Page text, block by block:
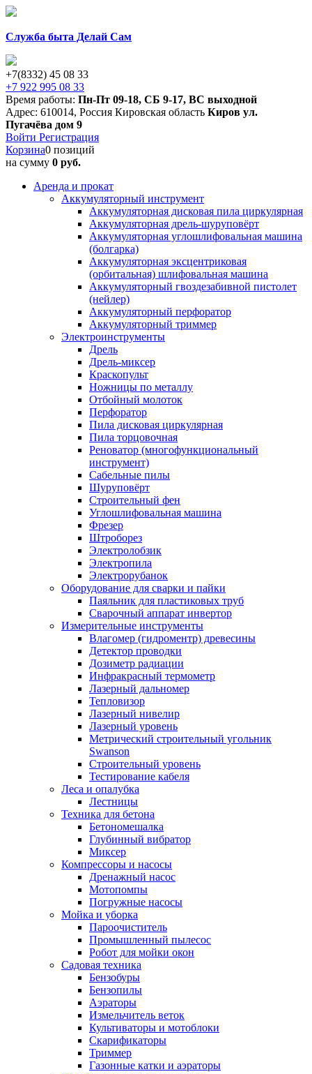
Служба быта Делай Сам
+7(8332) 45 08 33
+7 922 995 08 33
Время работы: Пн-Пт 09-18, СБ 9-17, ВС выходной
Адрес: 610014, Россия Кировская область Киров ул.
Пугачёва дом 9
Войти Регистрация
Корзина0 позиций
на сумму 0 руб.
Аренда и прокат
Аккумуляторный инструмент
Аккумуляторная дисковая пила циркулярная
Аккумуляторная дрель-шуруповёрт
Аккумуляторная углошлифовальная машина
(болгарка)
Аккумуляторная эксцентриковая
(орбитальная) шлифовальная машина
Аккумуляторный гвоздезабивной пистолет
(нейлер)
Аккумуляторный перфоратор
Аккумуляторный триммер
Электроинструменты
Дрель
Дрель-миксер
Краскопульт
Ножницы по металлу
Отбойный молоток
Перфоратор
Пила дисковая циркулярная
Пила торцовочная
Реноватор (многофункциональный
инструмент)
Сабельные пилы
Шуруповёрт
Строительный фен
Углошлифовальная машина
Фрезер
Штроборез
Электролобзик
Электропила
Электрорубанок
Оборудование для сварки и пайки
Паяльник для пластиковых труб
Сварочный аппарат инвертор
Измерительные инструменты
Влагомер (гидроментр) древесины
Детектор проводки
Дозиметр радиации
Инфракрасный термометр
Лазерный дальномер
Тепловизор
Лазерный нивелир
Лазерный уровень
Метрический строительный угольник
Swanson
Строительный уровень
Тестирование кабеля
Леса и опалубка
Лестницы
Техника для бетона
Бетономешалка
Глубинный вибратор
Миксер
Компрессоры и насосы
Дренажный насос
Мотопомпы
Погружные насосы
Мойка и уборка
Пароочиститель
Промышленный пылесос
Робот для мойки окон
Садовая техника
Бензобуры
Бензопилы
Аэраторы
Измельчитель веток
Культиваторы и мотоблоки
Скарификаторы
Триммер
Газонные катки и аэраторы